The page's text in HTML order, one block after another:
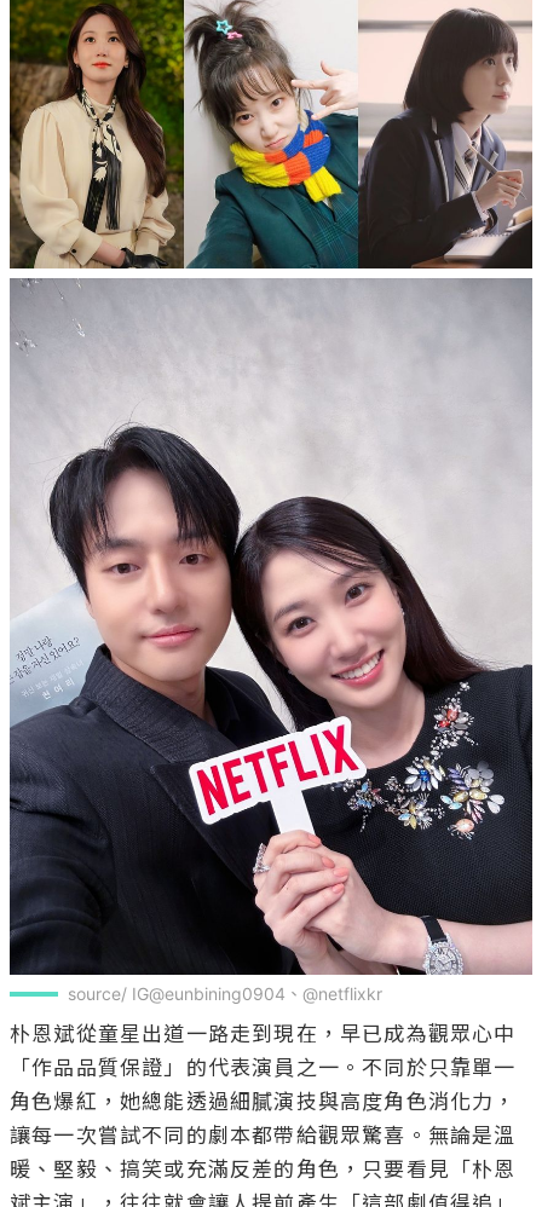
source/ IG@eunbining0904、@netflixkr
朴恩斌從童星出道一路走到現在，早已成為觀眾心中
「作品品質保證」的代表演員之一。不同於只靠單一
角色爆紅，她總能透過細膩演技與高度角色消化力，
讓每一次嘗試不同的劇本都帶給觀眾驚喜。無論是溫
暖、堅毅、搞笑或充滿反差的角色，只要看見「朴恩